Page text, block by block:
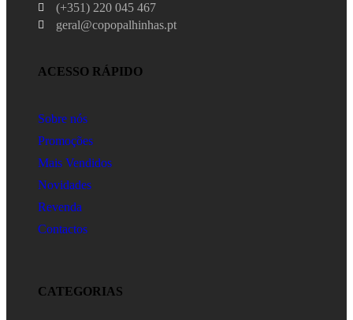
(+351) 220 045 467
geral@copopalhinhas.pt
ACESSO RÁPIDO
Sobre nós
Promoções
Mais Vendidos
Novidades
Revenda
Contactos
CATEGORIAS